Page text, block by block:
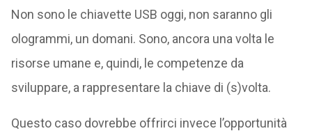
Non sono le chiavette USB oggi, non saranno gli
ologrammi, un domani. Sono, ancora una volta le
risorse umane e, quindi, le competenze da
sviluppare, a rappresentare la chiave di (s)volta.
Questo caso dovrebbe offrirci invece l’opportunità